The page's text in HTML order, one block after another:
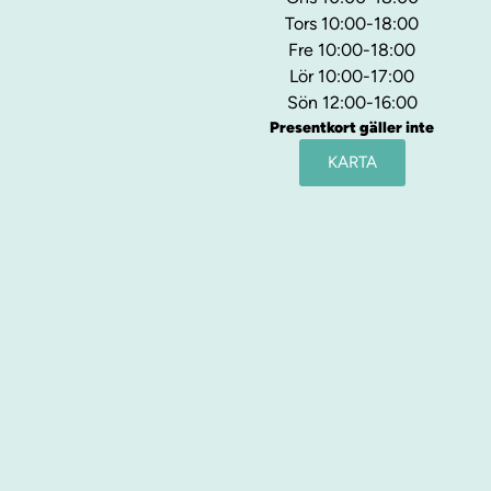
Tors 10:00-18:00
Fre 10:00-18:00
Lör 10:00-17:00
Sön 12:00-16:00
Presentkort gäller inte
KARTA